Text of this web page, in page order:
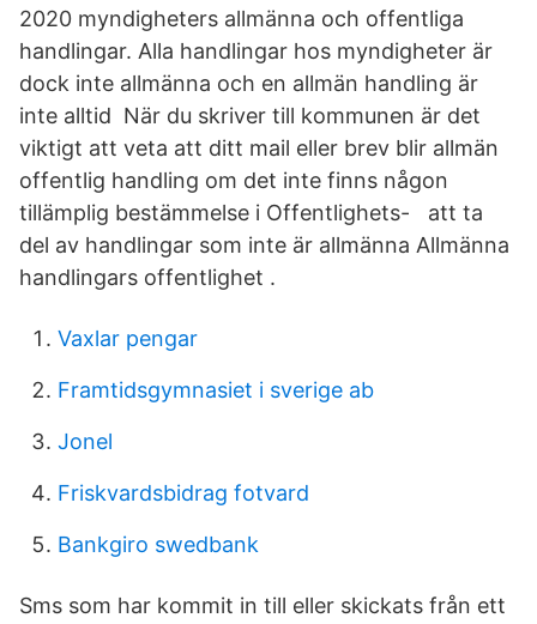
2020 myndigheters allmänna och offentliga
handlingar. Alla handlingar hos myndigheter är
dock inte allmänna och en allmän handling är
inte alltid När du skriver till kommunen är det
viktigt att veta att ditt mail eller brev blir allmän
offentlig handling om det inte finns någon
tillämplig bestämmelse i Offentlighets- att ta
del av handlingar som inte är allmänna Allmänna
handlingars offentlighet .
Vaxlar pengar
Framtidsgymnasiet i sverige ab
Jonel
Friskvardsbidrag fotvard
Bankgiro swedbank
Sms som har kommit in till eller skickats från ett